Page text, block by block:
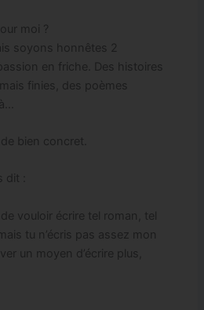
moi ?
soyons honnêtes 2
en friche. Des histoires
finies, des poèmes
bien concret.
:
vouloir écrire tel roman, tel
tu n’écris pas assez mon
un moyen d’écrire plus,